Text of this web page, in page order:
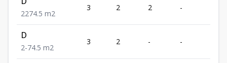
2274.5 m2
3 2 2 -
D
2-74.5 m2
3 2 - -